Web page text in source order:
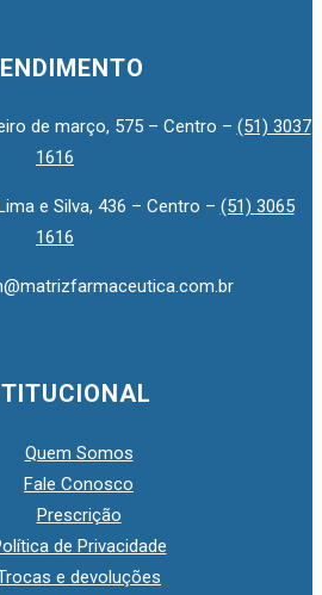
de março, 575 – Centro – (51) 3037
1616
e Silva, 436 – Centro – (51) 3065
1616
Quem Somos
Fale Conosco
Prescrição
de Privacidade
e devoluções